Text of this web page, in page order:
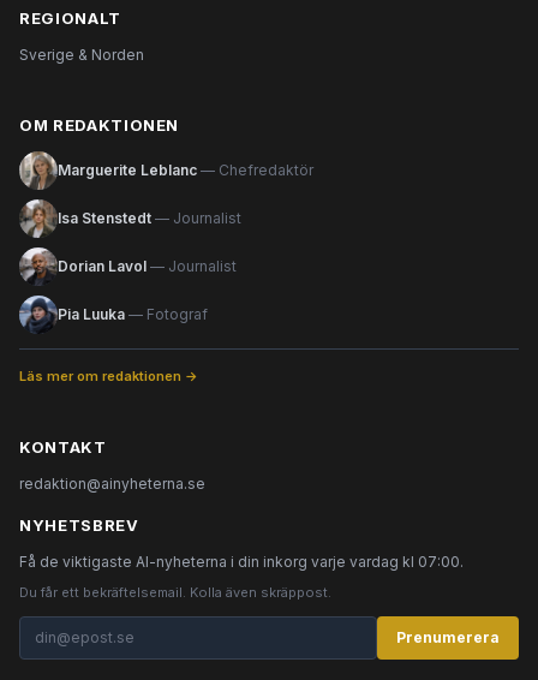
REGIONALT
Sverige & Norden
OM REDAKTIONEN
Marguerite Leblanc — Chefredaktör
Isa Stenstedt — Journalist
Dorian Lavol — Journalist
Pia Luuka — Fotograf
Läs mer om redaktionen →
KONTAKT
redaktion@ainyheterna.se
NYHETSBREV
Få de viktigaste AI-nyheterna i din inkorg varje vardag kl 07:00.
Du får ett bekräftelsemail. Kolla även skräppost.
Prenumerera